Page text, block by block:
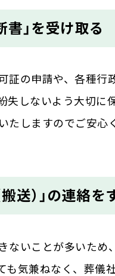
書」を受け取る
証の申請や、各種
失しないよう大切
たしますのでご安心
送）」の連絡を
ないことが多いた
も気兼ねなく、葬儀